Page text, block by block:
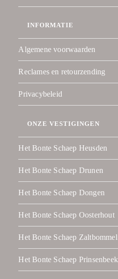
INFORMATIE
Algemene voorwaarden
Reclames en retourzending
Privacybeleid
ONZE VESTIGINGEN
Het Bonte Schaep Heusden
Het Bonte Schaep Drunen
Het Bonte Schaep Dongen
Het Bonte Schaep Oosterhout
Het Bonte Schaep Zaltbommel
Het Bonte Schaep Prinsenbeek